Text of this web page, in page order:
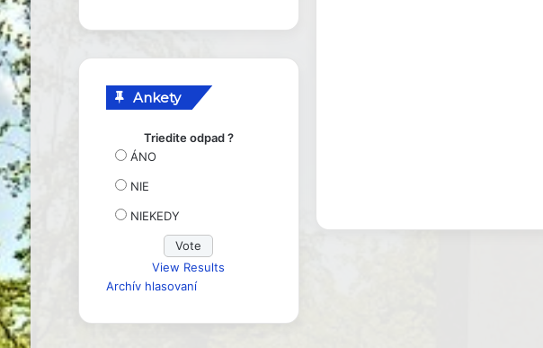
Ankety
Triedite odpad ?
ÁNO
NIE
NIEKEDY
View Results
Archív hlasovaní